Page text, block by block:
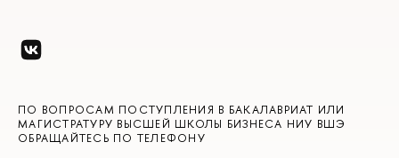
ПО ВОПРОСАМ ПОСТУПЛЕНИЯ В БАКАЛАВРИАТ ИЛИ
МАГИСТРАТУРУ ВЫСШЕЙ ШКОЛЫ БИЗНЕСА НИУ ВШЭ
ОБРАЩАЙТЕСЬ ПО ТЕЛЕФОНУ